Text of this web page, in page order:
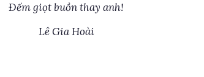
Đếm giọt buồn thay anh!
Lê Gia Hoài